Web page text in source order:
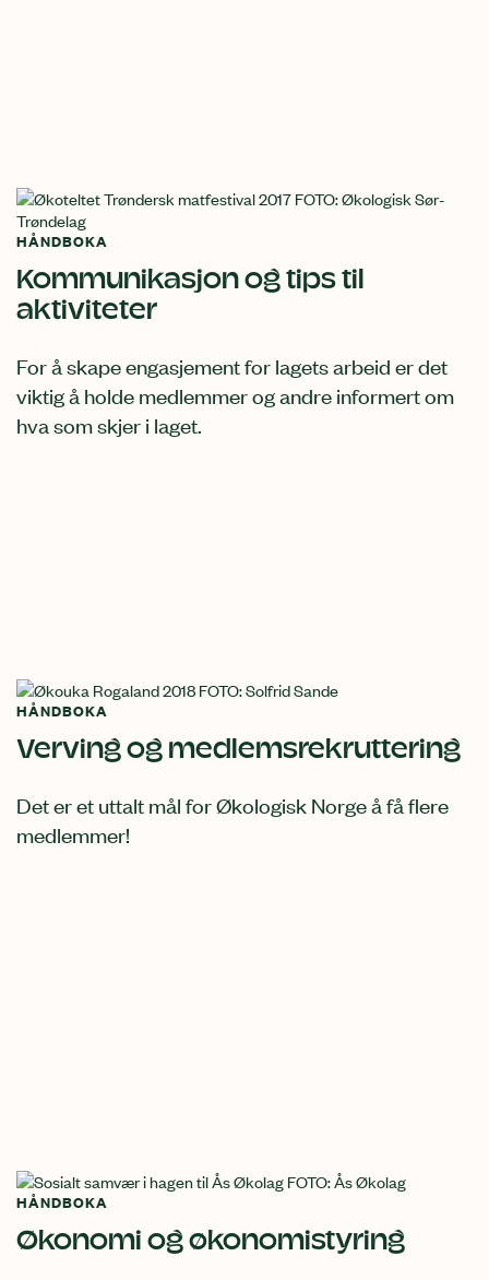
HÅNDBOKA
Kommunikasjon og tips til
aktiviteter
For å skape engasjement for lagets arbeid er det
viktig å holde medlemmer og andre informert om
hva som skjer i laget.
HÅNDBOKA
Verving og medlemsrekruttering
Det er et uttalt mål for Økologisk Norge å få flere
medlemmer!
HÅNDBOKA
Økonomi og økonomistyring